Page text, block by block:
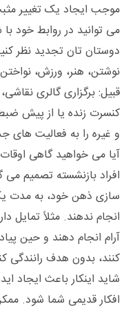
موجب ایجاد یک تغییر
می‌ توانید در روابط خود
دوستان تان تجدید نظر
نوشتن، هنر، ورزش،
قبیل: برگزاری گالری
کنسرت‌‌ زنده یا از پیش
و غیره را به فعالیت های
آیا می ‌خواهید گاهی
افراد بازنشسته تصمیم می‌
سازی ذهن خود، به مدت
انجام ندهند. مثلاً تمایل
آرام انجام دهند و حین
کنند، بدون هدف رانندگی
شاید اینکار باعث ایجاد
افکار قدیمی شما شود.